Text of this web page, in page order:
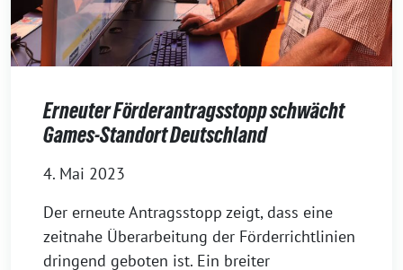
Erneuter Förderantragsstopp schwächt
Games-Standort Deutschland
4. Mai 2023
Der erneute Antragsstopp zeigt, dass eine
zeitnahe Überarbeitung der Förderrichtlinien
dringend geboten ist. Ein breiter